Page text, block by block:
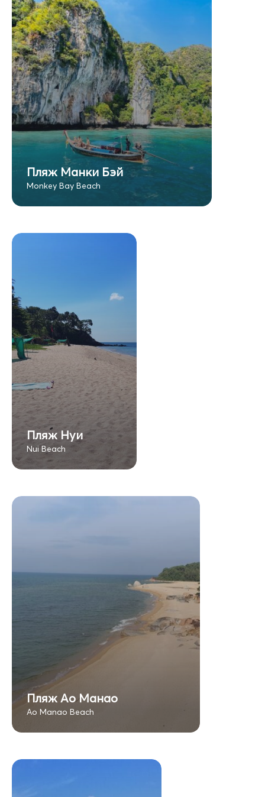
Пляж Манки Бэй
Monkey Bay Beach
Пляж Нуи
Nui Beach
Пляж Ао Манао
Ao Manao Beach